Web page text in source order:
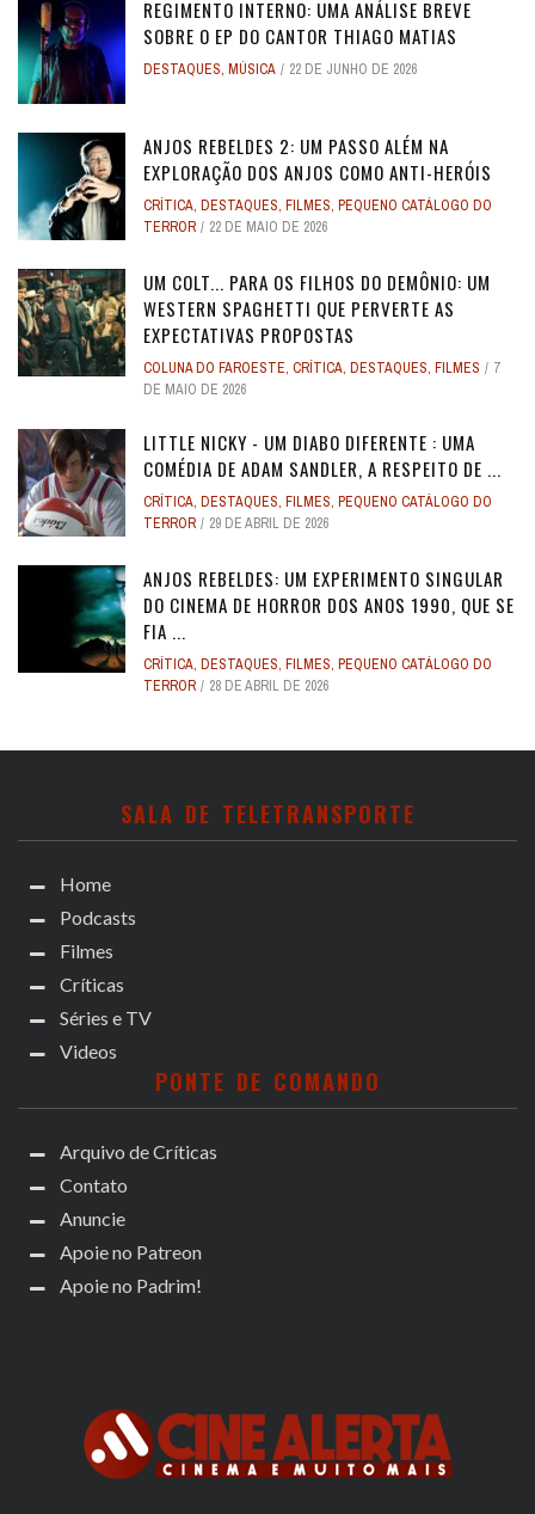
REGIMENTO INTERNO: UMA ANÁLISE BREVE
SOBRE O EP DO CANTOR THIAGO MATIAS
DESTAQUES, MÚSICA 22 DE JUNHO DE 2026
ANJOS REBELDES 2: UM PASSO ALÉM NA
EXPLORAÇÃO DOS ANJOS COMO ANTI-HERÓIS
CRÍTICA, DESTAQUES, FILMES, PEQUENO CATÁLOGO DO
TERROR
22 DE MAIO DE 2026
UM COLT... PARA OS FILHOS DO DEMÔNIO: UM
WESTERN SPAGHETTI QUE PERVERTE AS
EXPECTATIVAS PROPOSTAS
COLUNA DO FAROESTE, CRÍTICA, DESTAQUES, FILMES
7
DE MAIO DE 2026
LITTLE NICKY - UM DIABO DIFERENTE : UMA
COMÉDIA DE ADAM SANDLER, A RESPEITO DE ...
CRÍTICA, DESTAQUES, FILMES, PEQUENO CATÁLOGO DO
TERROR
29 DE ABRIL DE 2026
ANJOS REBELDES: UM EXPERIMENTO SINGULAR
DO CINEMA DE HORROR DOS ANOS 1990, QUE SE
FIA ...
CRÍTICA, DESTAQUES, FILMES, PEQUENO CATÁLOGO DO
TERROR
28 DE ABRIL DE 2026
SALA DE TELETRANSPORTE
Home
Podcasts
Filmes
Críticas
Séries e TV
Videos
PONTE DE COMANDO
Arquivo de Críticas
Contato
Anuncie
Apoie no Patreon
Apoie no Padrim!